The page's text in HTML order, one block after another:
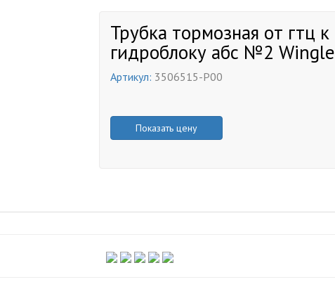
Трубка тормозная от гтц к
гидроблоку абс №2 Wingle
Артикул: 3506515-P00
Показать цену